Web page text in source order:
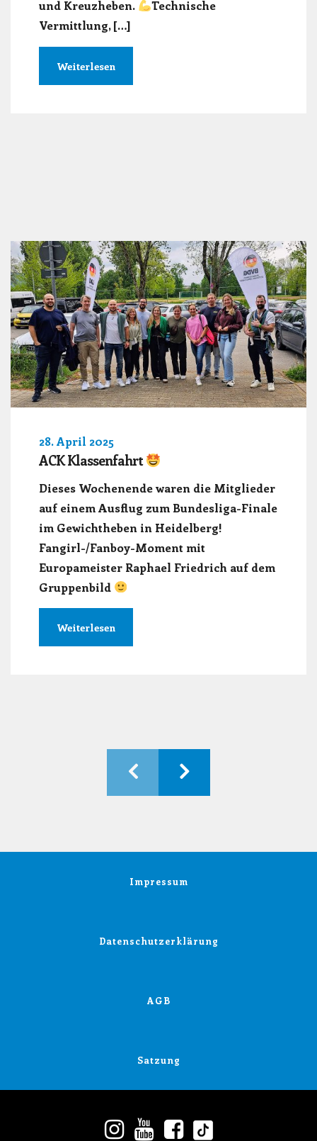
und Kreuzheben.
Technische
Vermittlung, […]
Weiterlesen
28. April 2025
ACK Klassenfahrt
Dieses Wochenende waren die Mitglieder
auf einem Ausflug zum Bundesliga-Finale
im Gewichtheben in Heidelberg!
Fangirl-/Fanboy-Moment mit
Europameister Raphael Friedrich auf dem
Gruppenbild
Weiterlesen
Impressum
Datenschutzerklärung
AGB
Satzung